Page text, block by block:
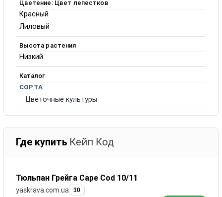
Цветение: Цвет лепестков
Красный
Лиловый
Высота растения
Низкий
Каталог
СОРТА
Цветочные культуры
Где купить Кейп Код
Тюльпан Грейга Cape Cod 10/11
yaskrava.com.ua 30